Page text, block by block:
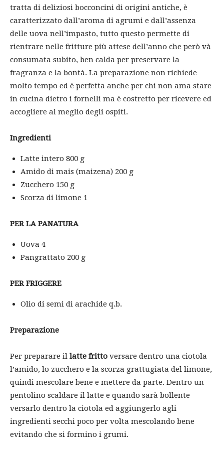
tratta di deliziosi bocconcini di origini antiche, è
caratterizzato dall’aroma di agrumi e dall’assenza
delle uova nell’impasto, tutto questo permette di
rientrare nelle fritture più attese dell’anno che però và
consumata subito, ben calda per preservare la
fragranza e la bontà. La preparazione non richiede
molto tempo ed è perfetta anche per chi non ama stare
in cucina dietro i fornelli ma è costretto per ricevere ed
accogliere al meglio degli ospiti.
Ingredienti
Latte intero 800 g
Amido di mais (maizena) 200 g
Zucchero 150 g
Scorza di limone 1
PER LA PANATURA
Uova 4
Pangrattato 200 g
PER FRIGGERE
Olio di semi di arachide q.b.
Preparazione
Per preparare il latte fritto versare dentro una ciotola
l’amido, lo zucchero e la scorza grattugiata del limone,
quindi mescolare bene e mettere da parte. Dentro un
pentolino scaldare il latte e quando sarà bollente
versarlo dentro la ciotola ed aggiungerlo agli
ingredienti secchi poco per volta mescolando bene
evitando che si formino i grumi.